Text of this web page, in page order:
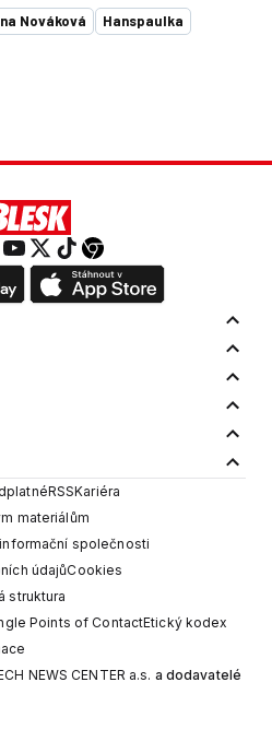
Nováková Hanspaulka
RSSKariéra
materiálům
společnosti
údajůCookies
struktura
Points of ContactEtický kodex
NEWS CENTER a.s. a dodavatelé